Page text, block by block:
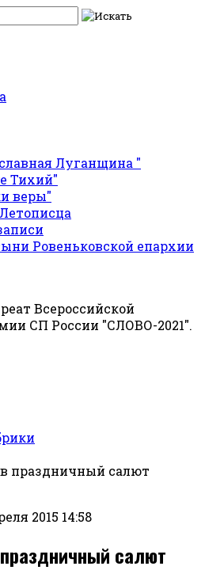
Луганщина "
Тихий"
веры"
Ровеньковской епархии
Всероссийской
СП России "СЛОВО-2021".
праздничный салют
2015 14:58
салют